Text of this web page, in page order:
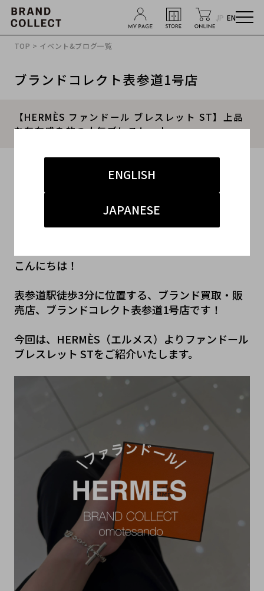
JP EN
ENGLISH
JAPANESE
TOP > イベント&ブログ一覧
ブランドコレクト表参道1号店
【HERMÈS ファンドール ブレスレット ST】上品
な存在感を放つ人気ブレスレット
#HERMES
#アクセサリー 買取
こんにちは！
表参道駅徒歩3分に位置する、ブランド買取・販
売店、ブランドコレクト表参道1号店です！
今回は、HERMÈS（エルメス）よりファンドール
ブレスレット STをご紹介いたします。